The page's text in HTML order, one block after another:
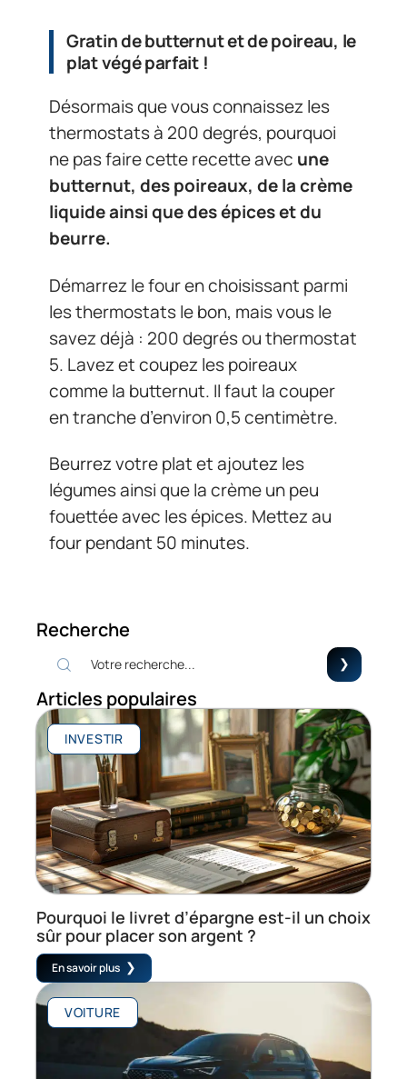
Gratin de butternut et de poireau, le
plat végé parfait !
Désormais que vous connaissez les
thermostats à 200 degrés, pourquoi
ne pas faire cette recette avec une
butternut, des poireaux, de la crème
liquide ainsi que des épices et du
beurre.
Démarrez le four en choisissant parmi
les thermostats le bon, mais vous le
savez déjà : 200 degrés ou thermostat
5. Lavez et coupez les poireaux
comme la butternut. Il faut la couper
en tranche d’environ 0,5 centimètre.
Beurrez votre plat et ajoutez les
légumes ainsi que la crème un peu
fouettée avec les épices. Mettez au
four pendant 50 minutes.
Recherche
Articles populaires
INVESTIR
Pourquoi le livret d’épargne est-il un choix
sûr pour placer son argent ?
En savoir plus
VOITURE